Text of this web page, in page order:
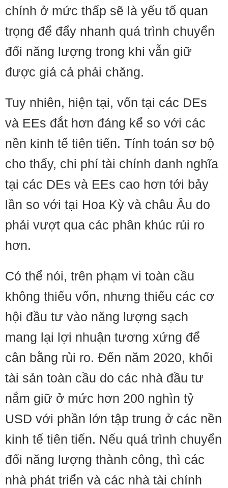
chính ở mức thấp sẽ là yếu tố quan
trọng để đẩy nhanh quá trình chuyển
đổi năng lượng trong khi vẫn giữ
được giá cả phải chăng.
Tuy nhiên, hiện tại, vốn tại các DEs
và EEs đắt hơn đáng kể so với các
nền kinh tế tiên tiến. Tính toán sơ bộ
cho thấy, chi phí tài chính danh nghĩa
tại các DEs và EEs cao hơn tới bảy
lần so với tại Hoa Kỳ và châu Âu do
phải vượt qua các phân khúc rủi ro
hơn.
Có thể nói, trên phạm vi toàn cầu
không thiếu vốn, nhưng thiếu các cơ
hội đầu tư vào năng lượng sạch
mang lại lợi nhuận tương xứng để
cân bằng rủi ro. Đến năm 2020, khối
tài sản toàn cầu do các nhà đầu tư
nắm giữ ở mức hơn 200 nghìn tỷ
USD với phần lớn tập trung ở các nền
kinh tế tiên tiến. Nếu quá trình chuyển
đổi năng lượng thành công, thì các
nhà phát triển và các nhà tài chính